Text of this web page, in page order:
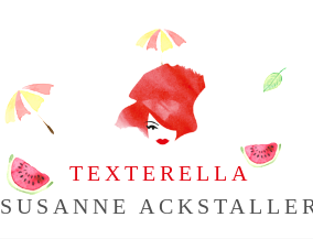
TEXTERELLA
SUSANNE